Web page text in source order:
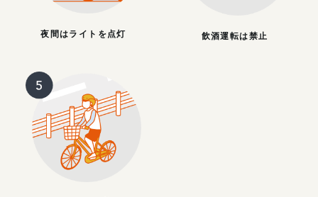
夜間はライトを点灯 飲酒運転は禁止